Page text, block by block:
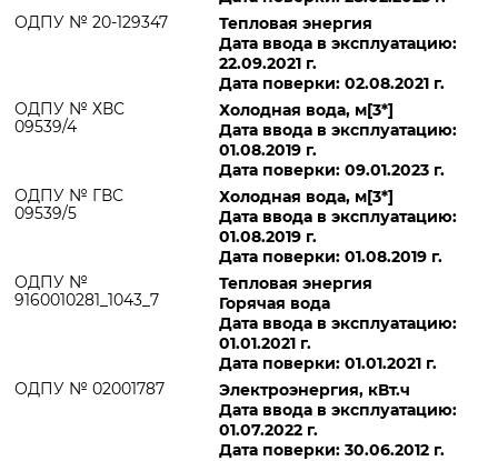
ОДПУ № 20-129347
Тепловая энергия
Дата ввода в эксплуатацию:
22.09.2021 г.
Дата поверки: 02.08.2021 г.
ОДПУ № ХВС
09539/4
Холодная вода, м[3*]
Дата ввода в эксплуатацию:
01.08.2019 г.
Дата поверки: 09.01.2023 г.
ОДПУ № ГВС
09539/5
Холодная вода, м[3*]
Дата ввода в эксплуатацию:
01.08.2019 г.
Дата поверки: 01.08.2019 г.
ОДПУ №
9160010281_1043_7
Тепловая энергия
Горячая вода
Дата ввода в эксплуатацию:
01.01.2021 г.
Дата поверки: 01.01.2021 г.
ОДПУ № 02001787
Электроэнергия, кВт.ч
Дата ввода в эксплуатацию:
01.07.2022 г.
Дата поверки: 30.06.2012 г.